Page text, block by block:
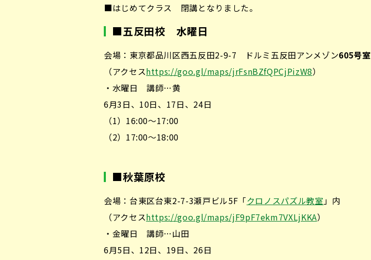
■はじめてクラス 閉講となりました。
■五反田校 水曜日
会場：東京都品川区西五反田2-9-7 ドルミ五反田アンメゾン605号室
（アクセスhttps://goo.gl/maps/jrFsnBZfQPCjPizW8）
・水曜日 講師…黄
6月3日、10日、17日、24日
（1）16:00～17:00
（2）17:00～18:00
■秋葉原校
会場：台東区台東2-7-3瀬戸ビル5F「クロノスパズル教室」内
（アクセスhttps://goo.gl/maps/jF9pF7ekm7VXLjKKA）
・金曜日 講師…山田
6月5日、12日、19日、26日